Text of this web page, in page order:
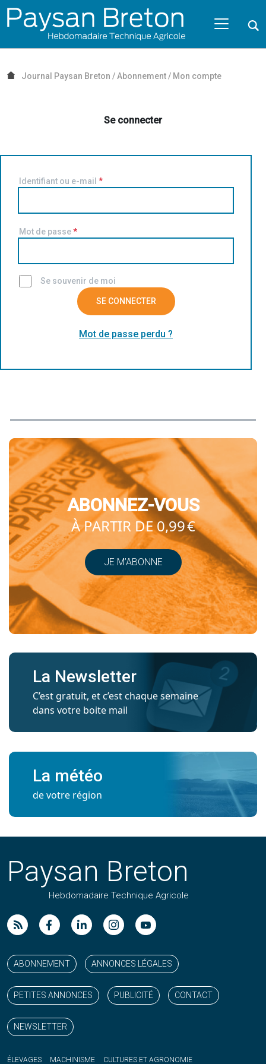
Passer au contenu
NAVIGATION MOBILE
NAVIGATION
PRINCIPALE
Journal Paysan Breton / Abonnement/ Mon compte
Se connecter
Identifiant ou e-mail *
Mot de passe*
Se souvenir de moi
SE CONNECTER
Mot de passe perdu ?
ABONNEZ-VOUS
À PARTIR DE 0,99 €
JE M’ABONNE
La Newsletter
C’est gratuit, et c’est chaque semaine
dans votre boite mail
La météo
de votre région
Paysan Breton
Hebdomadaire Technique Agricole
ABONNEMENT ANNONCES LÉGALES
PETITES ANNONCES PUBLICITÉ CONTACT
NEWSLETTER
ÉLEVAGES MACHINISME CULTURES ET AGRONOMIE